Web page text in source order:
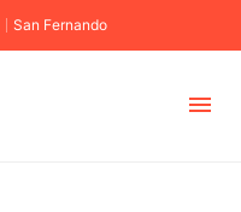
San Fernando